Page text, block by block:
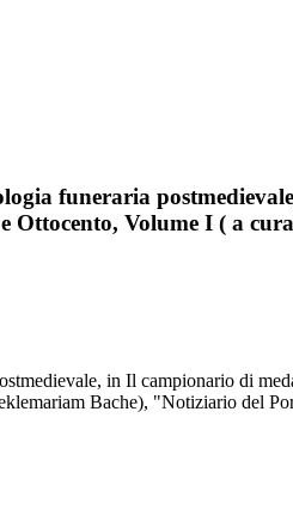
funeraria
Ottocento, Volume I ( a
in Il campionario di
Bache), "Notiziario del